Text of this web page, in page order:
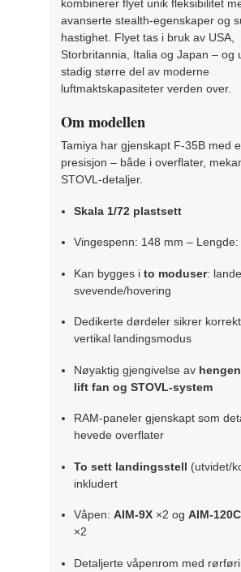
kombinerer flyet unik fleksibilitet
avanserte stealth-egenskaper og
hastighet. Flyet tas i bruk av USA,
Storbritannia, Italia og Japan – og
stadig større del av moderne
luftmaktskapasiteter verden over.
Om modellen
Tamiya har gjenskapt F-35B med
presisjon – både i overflater,
STOVL-detaljer.
Skala 1/72 plastsett
Vingespenn: 148 mm –
Kan bygges i to moduser:
svevende/hovering
Dedikerte dørdeler sikrer
vertikal landingsmodus
Nøyaktig gjengivelse av
lift fan og STOVL-system
RAM-paneler gjenskapt som
hevede overflater
To sett landingsstell (utvidet/
inkludert
Våpen: AIM-9X×2 og AIM-
×2
Detaljerte våpenrom med